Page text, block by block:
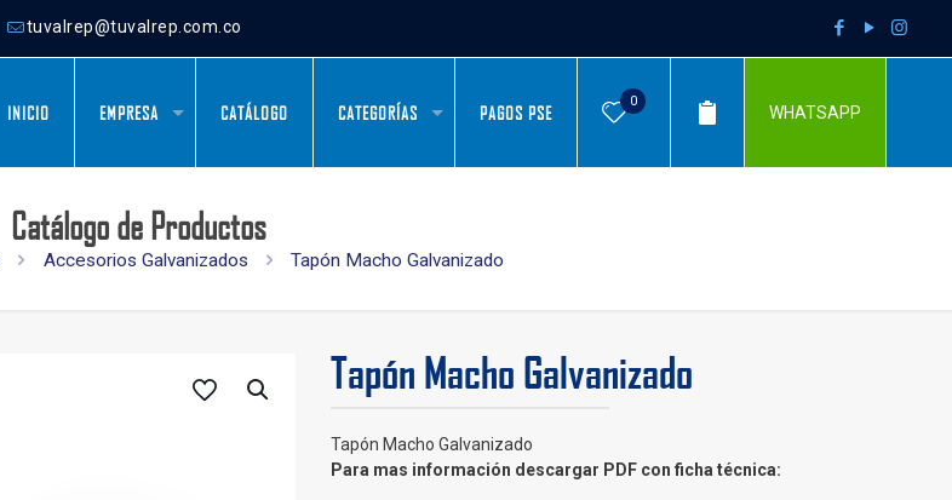
tuvalrep@tuvalrep.com.co
INICIO EMPRESA CATÁLOGO CATEGORÍAS PAGOS PSE
0
WHATSAPP
Catálogo de Productos
Accesorios Galvanizados Tapón Macho Galvanizado
Tapón Macho Galvanizado
Tapón Macho Galvanizado
Para mas información descargar PDF con ficha técnica: